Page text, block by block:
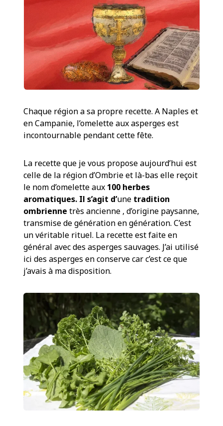
Chaque région a sa propre recette. A Naples et
en Campanie, l’omelette aux asperges est
incontournable pendant cette fête.
La recette que je vous propose aujourd’hui est
celle de la région d’Ombrie et là-bas elle reçoit
le nom d’omelette aux 100 herbes
aromatiques. Il s’agit d’une tradition
ombrienne très ancienne , d’origine paysanne,
transmise de génération en génération. C’est
un véritable rituel. La recette est faite en
général avec des asperges sauvages. J’ai utilisé
ici des asperges en conserve car c’est ce que
j’avais à ma disposition.